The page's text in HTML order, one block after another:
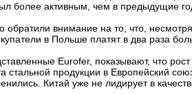
более активным, чем в предыдущие
обратили внимание на то, что,
в Польше платят в два раза
Eurofer, показывают, что
стальной продукции в Европейский
Китай уже не лидирует в